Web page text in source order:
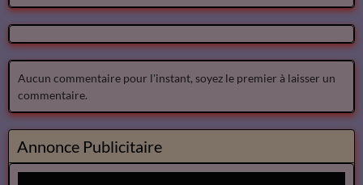
Aucun commentaire pour l'instant, soyez le premier à laisser un
commentaire.
Annonce Publicitaire